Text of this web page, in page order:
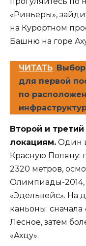
«Ривьеры»,
на Курортном
Башню на горе
ЧИТАТЬ
для первой
по
Второй и
локациям. Один
Красную Поляну:
2320 метров,
Олимпиады-2014,
«Эдельвейс». На
каньоны: сначала
Лесное, затем
«Ахцу».